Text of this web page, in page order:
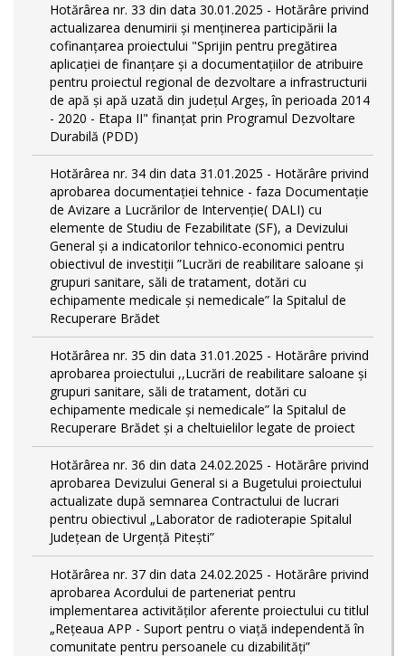
Hotărârea nr. 33 din data 30.01.2025 - Hotărâre privind
actualizarea denumirii și menținerea participării la
cofinanțarea proiectului "Sprijin pentru pregătirea
aplicaţiei de finanţare şi a documentaţiilor de atribuire
pentru proiectul regional de dezvoltare a infrastructurii
de apă şi apă uzată din judeţul Argeş, în perioada 2014
- 2020 - Etapa II" finanțat prin Programul Dezvoltare
Durabilă (PDD)
Hotărârea nr. 34 din data 31.01.2025 - Hotărâre privind
aprobarea documentației tehnice - faza Documentație
de Avizare a Lucrărilor de Intervenție( DALI) cu
elemente de Studiu de Fezabilitate (SF), a Devizului
General și a indicatorilor tehnico-economici pentru
obiectivul de investiții ”Lucrări de reabilitare saloane și
grupuri sanitare, săli de tratament, dotări cu
echipamente medicale și nemedicale” la Spitalul de
Recuperare Brădet
Hotărârea nr. 35 din data 31.01.2025 - Hotărâre privind
aprobarea proiectului ,,Lucrări de reabilitare saloane și
grupuri sanitare, săli de tratament, dotări cu
echipamente medicale și nemedicale” la Spitalul de
Recuperare Brădet și a cheltuielilor legate de proiect
Hotărârea nr. 36 din data 24.02.2025 - Hotărâre privind
aprobarea Devizului General si a Bugetului proiectului
actualizate după semnarea Contractului de lucrari
pentru obiectivul „Laborator de radioterapie Spitalul
Județean de Urgență Pitești”
Hotărârea nr. 37 din data 24.02.2025 - Hotărâre privind
aprobarea Acordului de parteneriat pentru
implementarea activităţilor aferente proiectului cu titlul
„Rețeaua APP - Suport pentru o viață independentă în
comunitate pentru persoanele cu dizabilități”